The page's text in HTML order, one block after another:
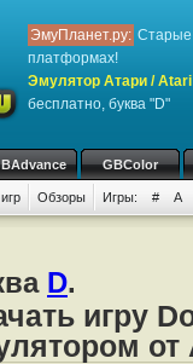
ЭмуПланет.ру: Старые
платформах!
Эмулятор Атари /
бесплатно, буква "D"
GBColor
Обзоры Игры: # A
D.
игру
от